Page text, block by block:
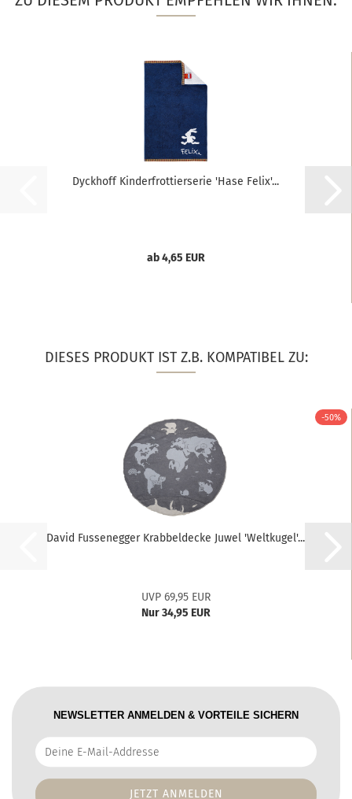
Dyckhoff Kinderfrottierserie 'Hase Felix'...
ab 4,65 EUR
DIESES PRODUKT IST Z.B. KOMPATIBEL ZU:
-50%
David Fussenegger Krabbeldecke Juwel 'Weltkugel'...
UVP 69,95 EUR
Nur 34,95 EUR
NEWSLETTER ANMELDEN & VORTEILE SICHERN
Deine
E-
Addresse